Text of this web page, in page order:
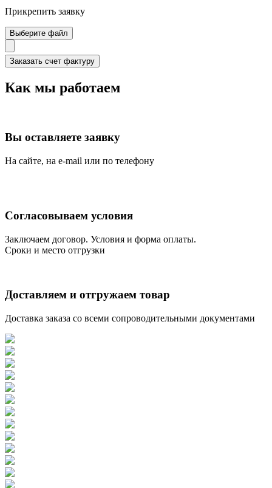
Прикрепить заявку
Выберите файл
Как мы работаем
Вы оставляете заявку
На сайте, на e-mail или по телефону
Согласовываем условия
Заключаем договор. Условия и форма оплаты.
Сроки и место отгрузки
Доставляем и отгружаем товар
Доставка заказа со всеми сопроводительными документами